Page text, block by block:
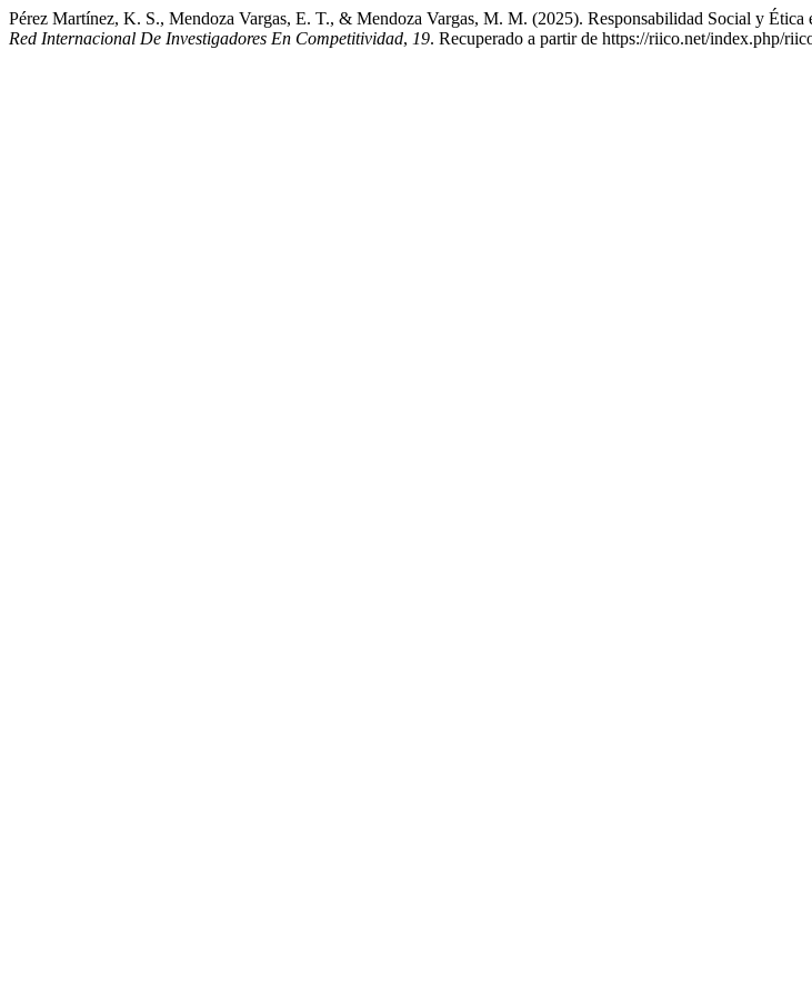
Pérez Martínez, K. S., Mendoza Vargas, E. T., & Mendoza Vargas, M. M. (2025). Responsabilidad Social y
Red Internacional De Investigadores En Competitividad, 19. Recuperado a partir de https://riico.net/index.php/